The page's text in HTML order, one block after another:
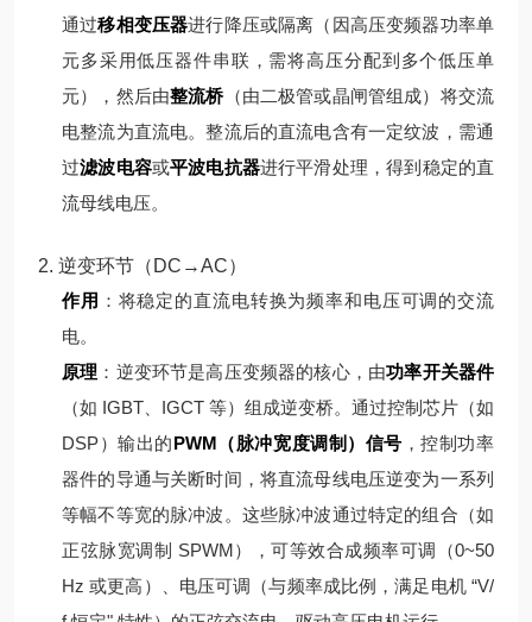
通过移相变压器进行降压或隔离（因高压变频器功率单
元多采用低压器件串联，需将高压分配到多个低压单
元），然后由整流桥（由二极管或晶闸管组成）将交流
电整流为直流电。整流后的直流电含有一定纹波，需通
过滤波电容或平波电抗器进行平滑处理，得到稳定的直
流母线电压。
2. 逆变环节（DC→AC）
作用 ：将稳定的直流电转换为频率和电压可调的交流
电。
原理 ： 逆变环节是高压变频器的核心，由功率开关器件
（如 IGBT、IGCT 等）组成逆变桥。通过控制芯片（如
DSP）输出的PWM（脉冲宽度调制）信号 ，控制功率
器件的导通与关断时间，将直流母线电压逆变为一系列
等幅不等宽的脉冲波。 这些脉冲波通过特定的组合（如
正弦脉宽调制 SPWM），可等效合成频率可调（0~50
Hz 或更高）、电压可调（与频率成比例，满足电机 “V/